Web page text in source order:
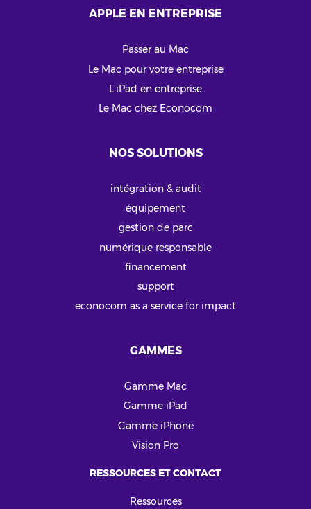
APPLE EN ENTREPRISE
Passer au Mac
Le Mac pour votre entreprise
L’iPad en entreprise
Le Mac chez Econocom
NOS SOLUTIONS
intégration & audit
équipement
gestion de parc
numérique responsable
financement
support
econocom as a service for impact
GAMMES
Gamme Mac
Gamme iPad
Gamme iPhone
Vision Pro
RESSOURCES ET CONTACT
Ressources